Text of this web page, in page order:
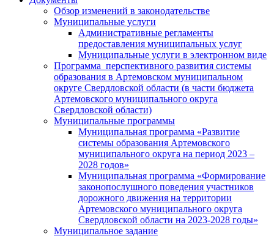
Обзор изменений в законодательстве
Муниципальные услуги
Административные регламенты
предоставления муниципальных услуг
Муниципальные услуги в электронном виде
Программа перспективного развития системы
образования в Артемовском муниципальном
округе Свердловской области (в части бюджета
Артемовского муниципального округа
Свердловской области)
Муниципальные программы
Муниципальная программа «Развитие
системы образования Артемовского
муниципального округа на период 2023 –
2028 годов»
Муниципальная программа «Формирование
законопослушного поведения участников
дорожного движения на территории
Артемовского муниципального округа
Свердловской области на 2023-2028 годы»
Муниципальное задание